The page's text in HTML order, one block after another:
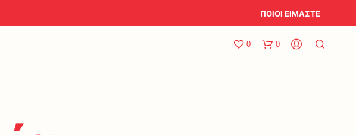
ΠΟΙΟΙ ΕΙΜΑΣΤΕ
0 0